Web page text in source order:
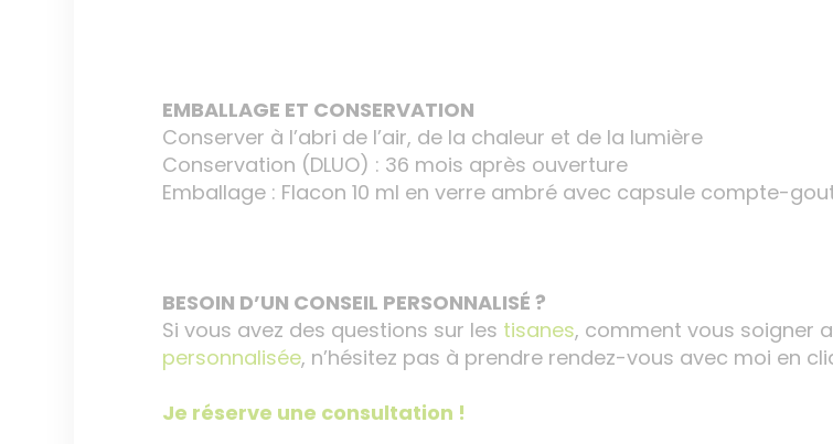
EMBALLAGE ET CONSERVATION
Conserver à l’abri de l’air, de la chaleur et de la lumière
Conservation (DLUO) : 36 mois après ouverture
Emballage : Flacon 10 ml en verre ambré avec capsule compte-
BESOIN D’UN CONSEIL PERSONNALISÉ ?
Si vous avez des questions sur les tisanes, comment vous soigner
personnalisée, n’hésitez pas à prendre rendez-vous avec moi en
Je réserve une consultation !